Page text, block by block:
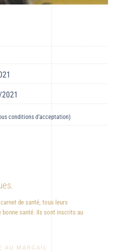
conditions d’acceptation)
de santé, tous leurs
santé. Ils sont inscrits au
AU MARGAIL